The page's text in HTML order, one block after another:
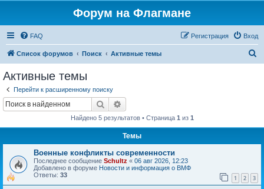
Форум на Флагмане
FAQ Вход
Регистрация
Список форумов Поиск Активные темы
Активные темы
Перейти к расширенному поиску
Поиск
Найдено 5 результатов • Страница 1 из 1
Темы
Военные конфликты современности
Последнее сообщение Schultz « 06 авг 2026, 12:23
Добавлено в форуме Новости и информация о ВМФ
Ответы: 33 1 2 3